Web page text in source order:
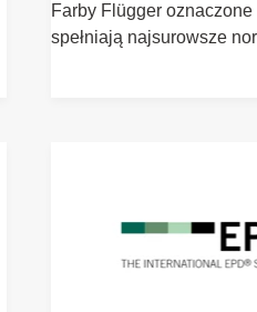
Farby Flügger oznaczone
spełniają najsurowsze